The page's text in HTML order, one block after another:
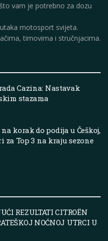
vam je potrebno za dozu
motosport svijeta.
timovima i stručnjacima.
Cazina: Nastavak
stazama
korak do podija u Češkoj,
za Top 3 na kraju sezone
REZULTATI CITROËN
NOĆNOJ UTRCI U